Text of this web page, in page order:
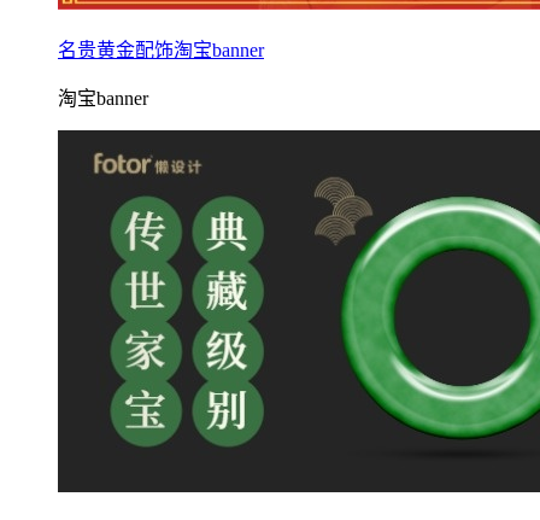
名贵黄金配饰淘宝banner
淘宝banner